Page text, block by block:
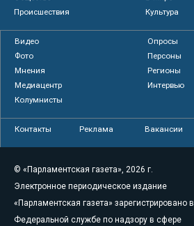
Происшествия
Культура
Видео
Опросы
Фото
Персоны
Мнения
Регионы
Медиацентр
Интервью
Колумнисты
Контакты Реклама Вакансии
© «Парламентская газета», 2026 г.
Электронное периодическое издание
«Парламентская газета» зарегистрировано в
Федеральной службе по надзору в сфере